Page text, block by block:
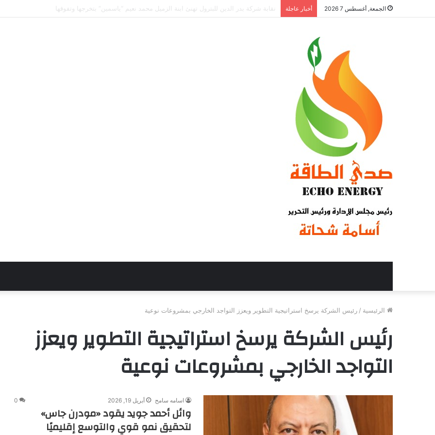
الجمعة, أغسطس 7 2026 أخبار عاجلة
الرئيسية / رئيس الشركة يرسخ استراتيجية التطوير ويعزز التواجد الخارجي بمشروعات نوعية
رئيس الشركة يرسخ استراتيجية التطوير ويعزز
التواجد الخارجي بمشروعات نوعية
اسامه سامح أبريل 19, 2026 0
وائل أحمد جويد يقود «مودرن جاس»
لتحقيق نمو قوي والتوسع إقليميًا